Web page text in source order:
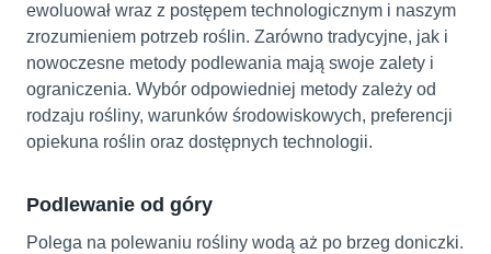
ewoluował wraz z postępem technologicznym i naszym
zrozumieniem potrzeb roślin. Zarówno tradycyjne, jak i
nowoczesne metody podlewania mają swoje zalety i
ograniczenia. Wybór odpowiedniej metody zależy od
rodzaju rośliny, warunków środowiskowych, preferencji
opiekuna roślin oraz dostępnych technologii.
Podlewanie od góry
Polega na polewaniu rośliny wodą aż po brzeg doniczki.